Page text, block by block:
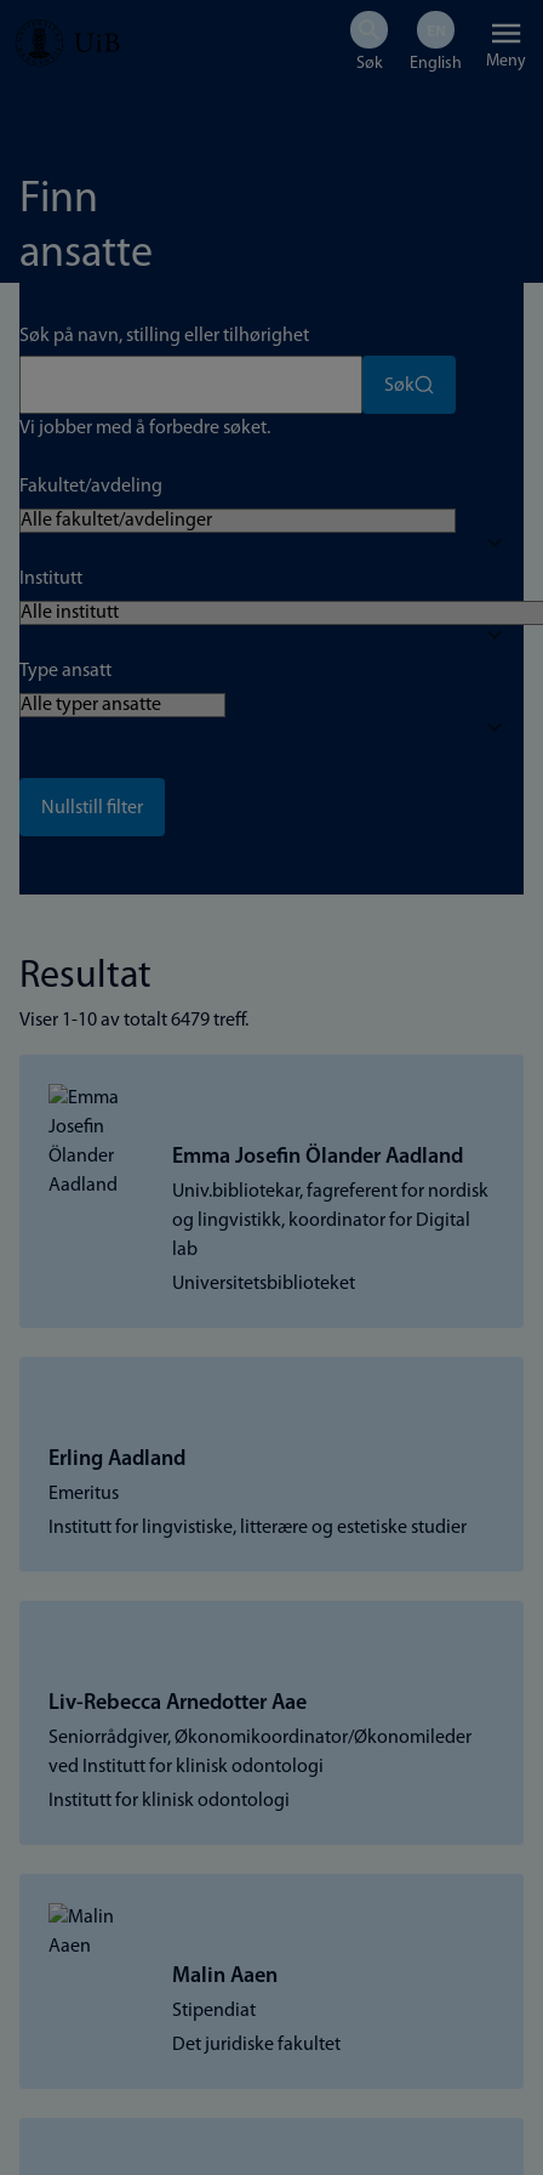
Hopp
Meny
Finn
ansatte
Søk på navn, stilling eller tilhørighet
Søk
Vi jobber med å forbedre søket.
Fakultet/avdeling
Institutt
Type ansatt
Resultat
Viser 1-10 av totalt 6479 treff.
Emma Josefin Ölander Aadland
Univ.bibliotekar, fagreferent for nordisk
og lingvistikk, koordinator for Digital
lab
Universitetsbiblioteket
Erling Aadland
Emeritus
Institutt for lingvistiske, litterære og estetiske studier
Liv-Rebecca Arnedotter Aae
Seniorrådgiver, Økonomikoordinator/Økonomileder
ved Institutt for klinisk odontologi
Institutt for klinisk odontologi
Malin Aaen
Stipendiat
Det juridiske fakultet